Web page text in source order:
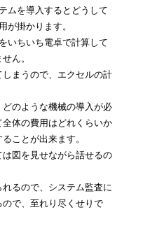
ムを導入するとどうして
が掛かります。
いちいち電卓で計算して
ん。
まうので、エクセルの計
のような機械の導入が必
体の費用はどれくらいか
ことが出来ます。
図を見せながら話せるの
るので、システム監査に
で、至れり尽くせりで